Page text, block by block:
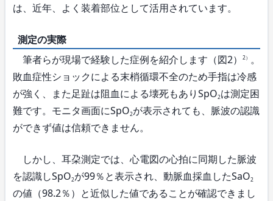
は、近年、よく装着部位として活用されています。
測定の実際
筆者らが現場で経験した症例を紹介します（図2）
2） 。
敗血症性ショックによる末梢循環不全のため手指は冷感
が強く、また足趾は阻血による壊死もありSpO2は測定困
難です。モニタ画面にSpO2が表示されても、脈波の認識
ができず値は信頼できません。
しかし、耳朶測定では、心電図の心拍に同期した脈波
を認識しSpO2が99％と表示され、動脈血採血したSaO2
の値（98.2％）と近似した値であることが確認できまし